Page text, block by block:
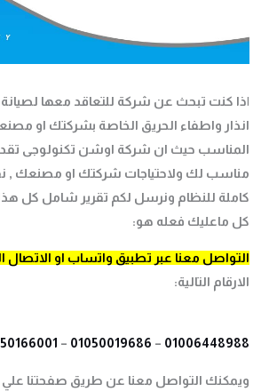
اذا كنت تبحث عن شركة للتعاقد معها
انذار واطفاء الحريق الخاصة بشركتك او
المناسب حيث ان شركة اوشن تكنولوجى
مناسب لك ولاحتياجات شركتك او مصنعك ,
كاملة للنظام ونرسل لكم تقرير شامل كل
كل ماعليك فعله هو:
التواصل معنا عبر تطبيق واتساب او الاتصال
الارقام التالية:
01006448988
–
01050019686
–
ويمكنك التواصل معنا عن طريق صفحتنا